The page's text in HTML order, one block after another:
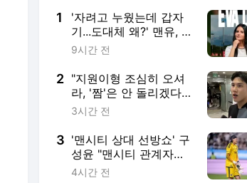
1
'자려고 누웠는데 갑자
기...도대체 왜?' 맨유, 여
자팀 사령탑 교체...에바
9시간 전
2 "지원이형 조심히 오셔
라, '짬'은 안 돌리겠다"
전역(=수원 복귀) 앞둔
[팀 K리그 인터뷰]
3시간 전
3 '맨시티 상대 선방쇼' 구
성윤 "맨시티 관계자들
이 어떻게 생각할지" 경
4시간 전